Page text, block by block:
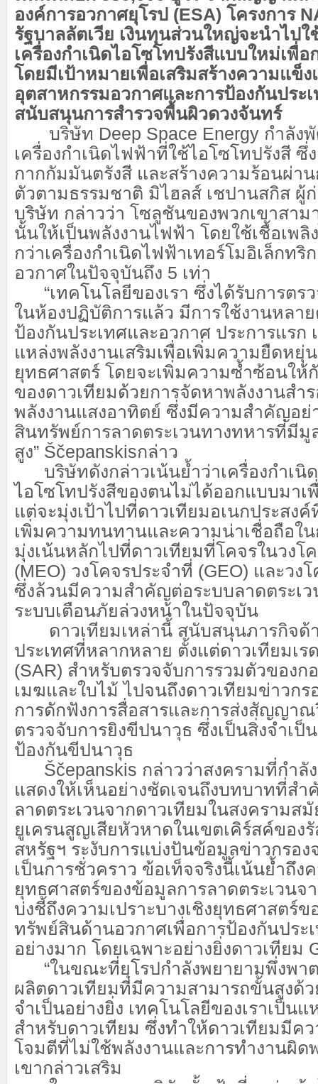
องค์การอวกาศยุโรป (ESA) โครงการ
รัฐบาลลัตเวีย เงินทุนส่วนใหญ่จะนำไป
เครื่องกำเนิดไอโซโทปรังสีแบบใหม่เพื่
โดยมีเป้าหมายเพื่อเสริมสร้างความแข็ง
อุตสาหกรรมอวกาศและการป้องกันประ
สนับสนุนการสำรวจพื้นผิวดวงจันทร์
บริษัท Deep Space Energy กำลัง
เครื่องกำเนิดไฟฟ้าที่ใช้ไอโซโทปรังสี ซึ่
กากกัมมันตรังสี และสร้างความร้อนผ่า
ตัวตามธรรมชาติ มิไฮลส์ เชปานสกิส ผู้
บริษัท กล่าวว่า โซลูชันของพวกเขาสาม
นั้นให้เป็นพลังงานไฟฟ้า โดยใช้เชื้อเพลิ
กว่าเครื่องกำเนิดไฟฟ้าเทอร์โมอิเล็กทริ
อวกาศในปัจจุบันถึง 5 เท่า
“เทคโนโลยีของเรา ซึ่งได้รับการตร
ในห้องปฏิบัติการแล้ว มีการใช้งานหลา
ป้องกันประเทศและอวกาศ ประการแรก
แหล่งพลังงานเสริมเพื่อเพิ่มความยืดหยุ่
ยุทธศาสตร์ โดยจะเพิ่มความซ้ำซ้อนให้
ของดาวเทียมด้วยการจัดหาพลังงานสำ
พลังงานแสงอาทิตย์ ซึ่งมีความสำคัญอย่
สินทรัพย์การลาดตระเวนทางทหารที่มีมู
สูง” Ščepanskisกล่าว
บริษัทดังกล่าวเน้นย้ำว่าเครื่องกำเนิ
ไอโซโทปรังสีของตนไม่ได้ออกแบบมาเ
แต่จะมุ่งเป้าไปที่ดาวเทียมอเนกประสง
เพิ่มความทนทานและความน่าเชื่อถือใ
มุ่งเน้นหลักไปที่ดาวเทียมที่โคจรในวงโ
(MEO) วงโคจรประจำที่ (GEO) และวงโ
ซึ่งล้วนมีความสำคัญต่อระบบลาดตระเ
ระบบเตือนภัยล่วงหน้าในปัจจุบัน
ดาวเทียมเหล่านี้ สนับสนุนภารกิจด้
ประเทศที่หลากหลาย ตั้งแต่ดาวเทียมเร
(SAR) สำหรับตรวจจับการรวมตัวของก
เมฆและใบไม้ ไปจนถึงดาวเทียมข่าวก
การดักฟังการสื่อสารและการส่งสัญญา
ตรวจจับการยิงขีปนาวุธ ซึ่งเป็นสิ่งจำเป็
ป้องกันขีปนาวุธ
Ščepanskis กล่าวว่าสงครามที่กำลัง
แสดงให้เห็นอย่างชัดเจนถึงบทบาทที่สำ
ลาดตระเวนจากดาวเทียมในสงครามส
ยูเครนสูญเสียหัวหาดในเขตเคิร์สค์ของ
สหรัฐฯ ระงับการแบ่งปันข้อมูลข่าวกรอง
เป็นการชั่วคราว ข้อเท็จจริงนี้เน้นย้ำถึง
ยุทธศาสตร์ของข้อมูลการลาดตระเวนจ
บ่งชี้ถึงความเปราะบางเชิงยุทธศาสตร์ข
ทรัพย์สินด้านอวกาศเพื่อการป้องกันประ
อย่างมาก โดยเฉพาะอย่างยิ่งดาวเทียม
“ในขณะที่ยุโรปกำลังพยายามพึ่งพาต
ผลิตดาวเทียมที่มีความสามารถขั้นสูงด้ว
จำเป็นอย่างยิ่ง เทคโนโลยีของเราเป็นแ
สำหรับดาวเทียม ซึ่งทำให้ดาวเทียมมีค
โจมตีที่ไม่ใช้พลังงานและการทำงานผิด
เขากล่าวเสริม